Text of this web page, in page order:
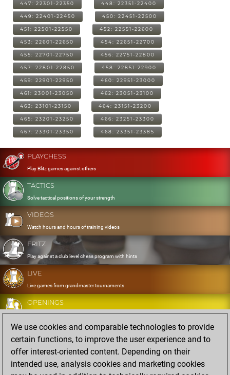
447: 22301-22350 448: 22351-22400
449: 22401-22450 450: 22451-22500
451: 22501-22550 452: 22551-22600
453: 22601-22650 454: 22651-22700
455: 22701-22750 456: 22751-22800
457: 22801-22850 458: 22851-22900
459: 22901-22950 460: 22951-23000
461: 23001-23050 462: 23051-23100
463: 23101-23150 464: 23151-23200
465: 23201-23250 466: 23251-23300
467: 23301-23350 468: 23351-23385
PLAYCHESS
Play Blitz games against others
TACTICS
Solve tactical positions of your strength
VIDEOS
Watch hours and hours of training videos
FRITZ
Play against a club level chess program with hints
LIVE
Live games from grandmaster tournaments
OPENINGS
Develop and exercise your openings
DATABASE
Eight million strong games
MYGAMES
Store and analyse your own games in the cloud
We use cookies and comparable technologies to provide
certain functions, to improve the user experience and to
offer interest-oriented content. Depending on their
intended use, analysis cookies and marketing cookies